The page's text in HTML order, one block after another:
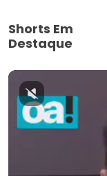
Shorts Em
Destaque